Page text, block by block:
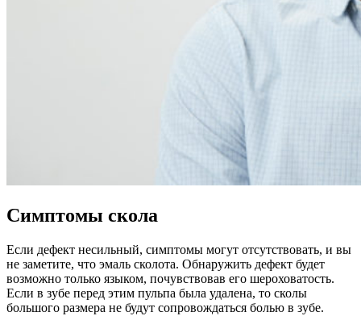
Симптомы скола
Если дефект несильный, симптомы могут отсутствовать, и вы
не заметите, что эмаль сколота. Обнаружить дефект будет
возможно только языком, почувствовав его шероховатость.
Если в зубе перед этим пульпа была удалена, то сколы
большого размера не будут сопровождаться болью в зубе.